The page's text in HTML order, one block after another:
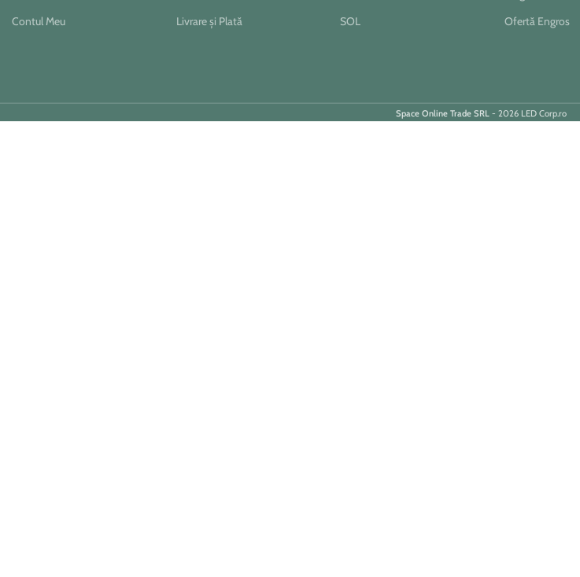
Contul Meu
Livrare și Plată
SOL
Ofertă Engros
Space Online Trade SRL - 2026 LED Corp.ro